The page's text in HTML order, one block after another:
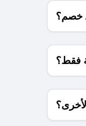
خصم؟
فقط؟